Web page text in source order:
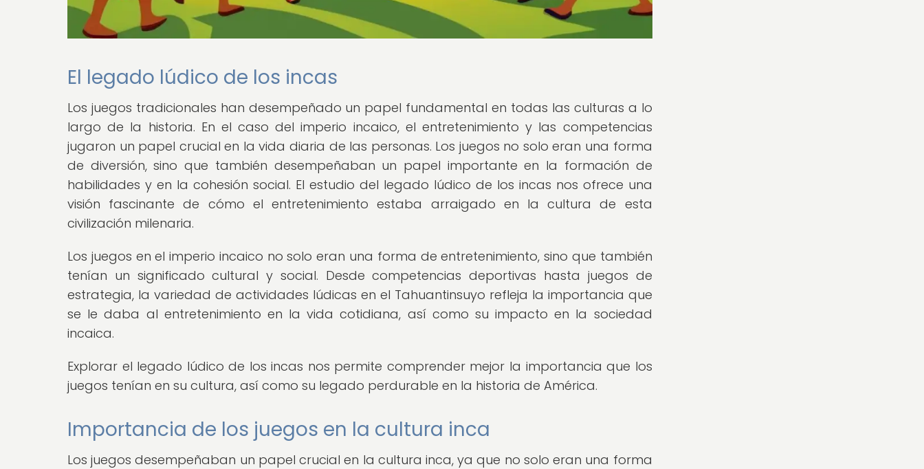
El legado lúdico de los incas
Los juegos tradicionales han desempeñado un papel fundamental en todas las culturas a lo
largo de la historia. En el caso del imperio incaico, el entretenimiento y las competencias
jugaron un papel crucial en la vida diaria de las personas. Los juegos no solo eran una forma
de diversión, sino que también desempeñaban un papel importante en la formación de
habilidades y en la cohesión social. El estudio del legado lúdico de los incas nos ofrece una
visión fascinante de cómo el entretenimiento estaba arraigado en la cultura de esta
civilización milenaria.
Los juegos en el imperio incaico no solo eran una forma de entretenimiento, sino que también
tenían un significado cultural y social. Desde competencias deportivas hasta juegos de
estrategia, la variedad de actividades lúdicas en el Tahuantinsuyo refleja la importancia que
se le daba al entretenimiento en la vida cotidiana, así como su impacto en la sociedad
incaica.
Explorar el legado lúdico de los incas nos permite comprender mejor la importancia que los
juegos tenían en su cultura, así como su legado perdurable en la historia de América.
Importancia de los juegos en la cultura inca
Los juegos desempeñaban un papel crucial en la cultura inca, ya que no solo eran una forma